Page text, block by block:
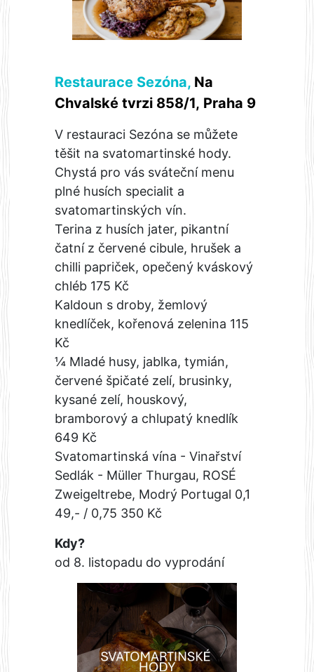
Restaurace Sezóna, Na
Chvalské tvrzi 858/1, Praha 9
V restauraci Sezóna se můžete
těšit na svatomartinské hody.
Chystá pro vás sváteční menu
plné husích specialit a
svatomartinských vín.
Terina z husích jater, pikantní
čatní z červené cibule, hrušek a
chilli papriček, opečený kváskový
chléb 175 Kč
Kaldoun s droby, žemlový
knedlíček, kořenová zelenina 115
Kč
¼ Mladé husy, jablka, tymián,
červené špičaté zelí, brusinky,
kysané zelí, houskový,
bramborový a chlupatý knedlík
649 Kč
Svatomartinská vína - Vinařství
Sedlák - Müller Thurgau, ROSÉ
Zweigeltrebe, Modrý Portugal 0,1
49,- / 0,75 350 Kč
Kdy?
od 8. listopadu do vyprodání